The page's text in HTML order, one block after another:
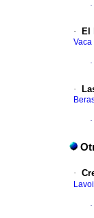
·
· El
·
·
·
·
·